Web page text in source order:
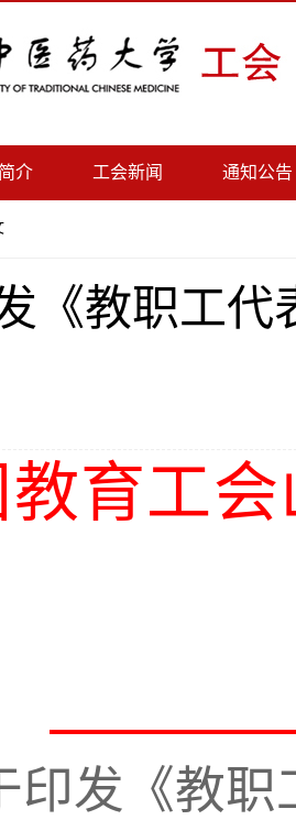
介 工会新闻 通知公告
《教职工
教育工
印发《教职